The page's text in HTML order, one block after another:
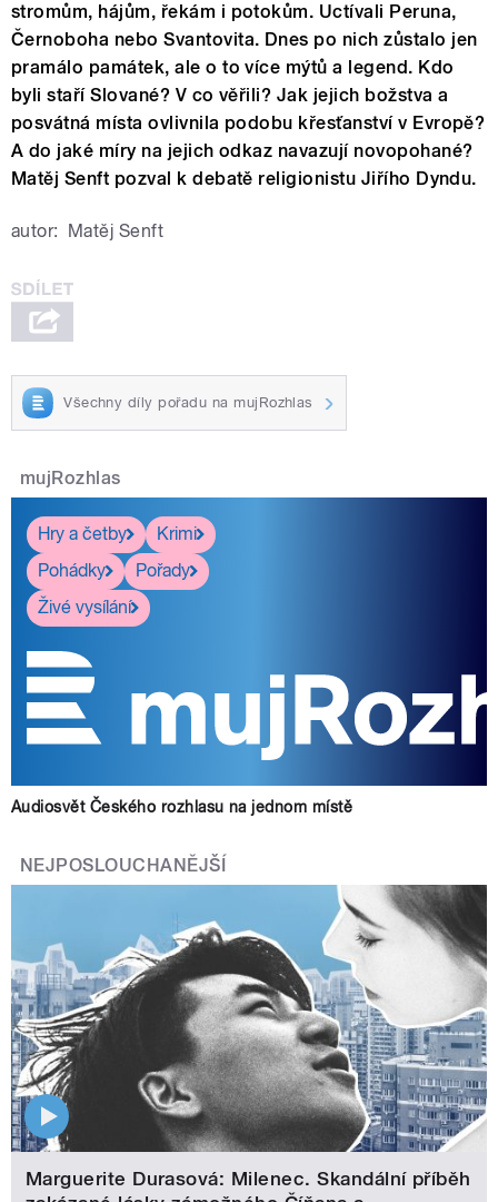
stromům, hájům, řekám i potokům. Uctívali Peruna,
Černoboha nebo Svantovita. Dnes po nich zůstalo jen
pramálo památek, ale o to více mýtů a legend. Kdo
byli staří Slované? V co věřili? Jak jejich božstva a
posvátná místa ovlivnila podobu křesťanství v Evropě?
A do jaké míry na jejich odkaz navazují novopohané?
Matěj Senft pozval k debatě religionistu Jiřího Dyndu.
autor: Matěj Senft
Všechny díly pořadu na mujRozhlas
mujRozhlas
Hry a četby
Krimi
Pohádky
Pořady
Živé vysílání
Audiosvět Českého rozhlasu na jednom místě
NEJPOSLOUCHANĚJŠÍ
Marguerite Durasová: Milenec. Skandální příběh